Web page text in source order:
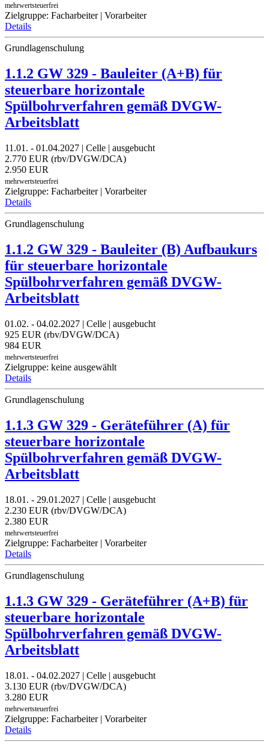
mehrwertsteuerfrei
Zielgruppe: Facharbeiter | Vorarbeiter
Details
Grundlagenschulung
1.1.2 GW 329 - Bauleiter (A+B) für
steuerbare horizontale
Spülbohrverfahren gemäß DVGW-
Arbeitsblatt
11.01. - 01.04.2027 | Celle | ausgebucht
2.770 EUR (rbv/DVGW/DCA)
2.950 EUR
mehrwertsteuerfrei
Zielgruppe: Facharbeiter | Vorarbeiter
Details
Grundlagenschulung
1.1.2 GW 329 - Bauleiter (B) Aufbaukurs
für steuerbare horizontale
Spülbohrverfahren gemäß DVGW-
Arbeitsblatt
01.02. - 04.02.2027 | Celle | ausgebucht
925 EUR (rbv/DVGW/DCA)
984 EUR
mehrwertsteuerfrei
Zielgruppe: keine ausgewählt
Details
Grundlagenschulung
1.1.3 GW 329 - Geräteführer (A) für
steuerbare horizontale
Spülbohrverfahren gemäß DVGW-
Arbeitsblatt
18.01. - 29.01.2027 | Celle | ausgebucht
2.230 EUR (rbv/DVGW/DCA)
2.380 EUR
mehrwertsteuerfrei
Zielgruppe: Facharbeiter | Vorarbeiter
Details
Grundlagenschulung
1.1.3 GW 329 - Geräteführer (A+B) für
steuerbare horizontale
Spülbohrverfahren gemäß DVGW-
Arbeitsblatt
18.01. - 04.02.2027 | Celle | ausgebucht
3.130 EUR (rbv/DVGW/DCA)
3.280 EUR
mehrwertsteuerfrei
Zielgruppe: Facharbeiter | Vorarbeiter
Details